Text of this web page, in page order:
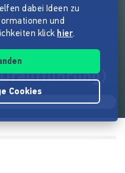
dabei Ideen zu
und
klick hier.
Cookies